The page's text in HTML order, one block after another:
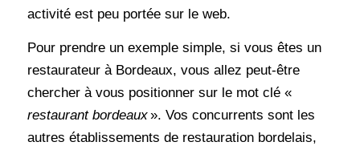
activité est peu portée sur le web.
Pour prendre un exemple simple, si vous êtes un
restaurateur à Bordeaux, vous allez peut-être
chercher à vous positionner sur le mot clé «
restaurant bordeaux». Vos concurrents sont les
autres établissements de restauration bordelais,